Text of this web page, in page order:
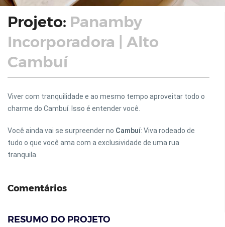
Projeto: Panamby
Incorporadora | Alto
Cambuí
Viver com tranquilidade e ao mesmo tempo aproveitar todo o
charme do Cambuí. Isso é entender você.
Você ainda vai se surpreender no Cambuí: Viva rodeado de
tudo o que você ama com a exclusividade de uma rua
tranquila.
Comentários
RESUMO DO PROJETO